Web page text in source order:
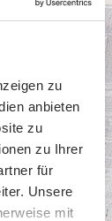
zu
anbieten
zu
zu Ihrer
für
Unsere
mit